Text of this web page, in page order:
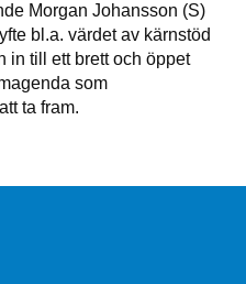
Morgan Johansson (S)
bl.a. värdet av kärnstöd
in till ett brett och öppet
som
ta fram.